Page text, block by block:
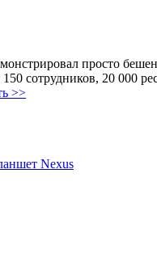
просто
сотрудников, 20 000
>>
Nexus